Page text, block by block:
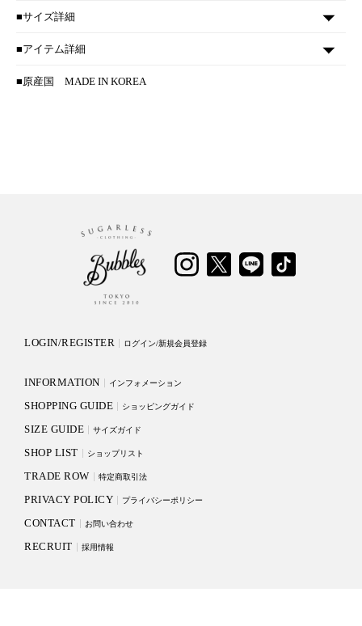
■サイズ詳細
■アイテム詳細
■原産国 MADE IN KOREA
LOGIN/REGISTER ログイン/新規会員登録
INFORMATION インフォメーション
SHOPPING GUIDE ショッピングガイド
SIZE GUIDE サイズガイド
SHOP LIST ショップリスト
TRADE ROW 特定商取引法
PRIVACY POLICY プライバシーポリシー
CONTACT お問い合わせ
RECRUIT 採用情報